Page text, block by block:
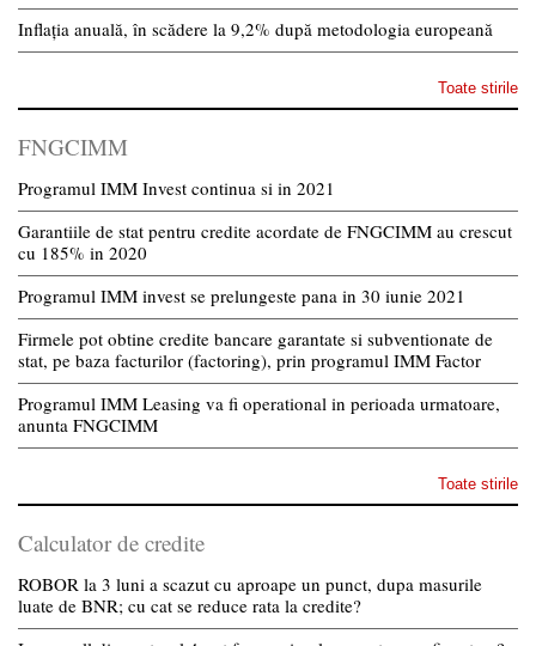
Inflația anuală, în scădere la 9,2% după metodologia europeană
Toate stirile
FNGCIMM
Programul IMM Invest continua si in 2021
Garantiile de stat pentru credite acordate de FNGCIMM au crescut
cu 185% in 2020
Programul IMM invest se prelungeste pana in 30 iunie 2021
Firmele pot obtine credite bancare garantate si subventionate de
stat, pe baza facturilor (factoring), prin programul IMM Factor
Programul IMM Leasing va fi operational in perioada urmatoare,
anunta FNGCIMM
Toate stirile
Calculator de credite
ROBOR la 3 luni a scazut cu aproape un punct, dupa masurile
luate de BNR; cu cat se reduce rata la credite?